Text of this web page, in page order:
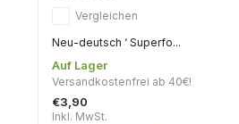
Vergleichen
Neu-deutsch ‘ Superfo...
Auf Lager
Versandkostenfrei ab 40€!
€3,90
Inkl. MwSt.